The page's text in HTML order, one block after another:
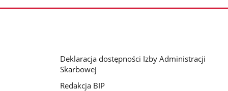
Deklaracja dostępności Izby Administracji
Skarbowej
Redakcja BIP